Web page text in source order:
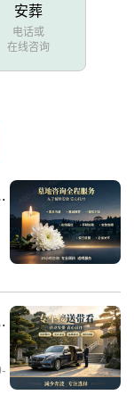
安葬
电话或
在线咨询
多年管理费详解
时大额让利详解